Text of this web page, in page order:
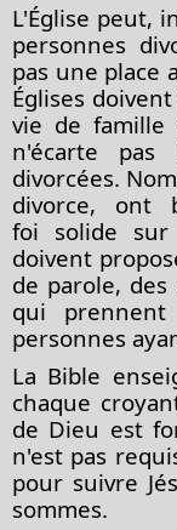
L'Église peut,
personnes
pas une place
Églises
vie de famille
n'écarte pas
divorcées.
divorce, ont
foi solide sur
doivent
de parole, des
qui
personnes
La Bible
chaque
de Dieu est
n'est pas
pour suivre
sommes.